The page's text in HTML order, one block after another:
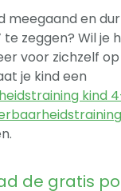
meegaand en
te zeggen? Wil je
voor zichzelf
je kind een
kind
de gratis